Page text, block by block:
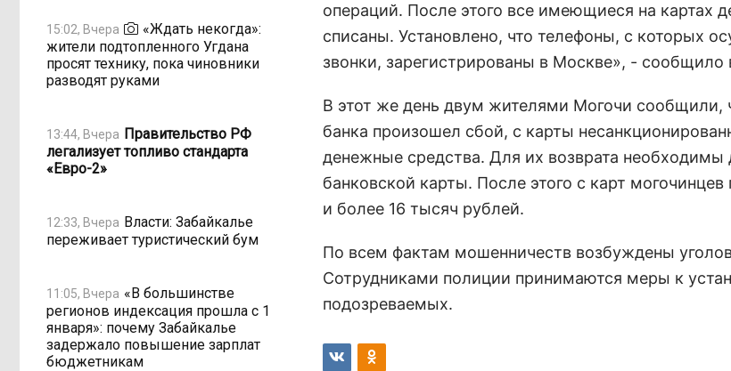
15:02, Вчера
«Ждать некогда»:
жители подтопленного Угдана
просят технику, пока чиновники
разводят руками
13:44, Вчера Правительство РФ
легализует топливо стандарта
«Евро-2»
12:33, Вчера Власти: Забайкалье
переживает туристический бум
11:05, Вчера «В большинстве
регионов индексация прошла с 1
января»: почему Забайкалье
задержало повышение зарплат
бюджетникам
операций. После этого все имеющиеся на картах
списаны. Установлено, что телефоны, с которых
звонки, зарегистрированы в Москве», - сообщило
В этот же день двум жителями Могочи сообщили,
банка произошел сбой, с карты
денежные средства. Для их возврата необходимы
банковской карты. После этого с карт
и более 16 тысяч рублей.
По всем фактам мошенничеств возбуждены
Сотрудниками полиции принимаются меры к
подозреваемых.